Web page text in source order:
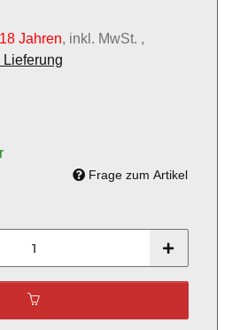
Jahren, inkl. MwSt. ,
Frage zum Artikel